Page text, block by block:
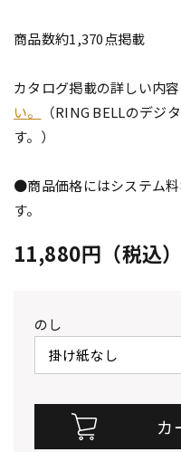
商品数約1,370点掲載
カタログ掲載の詳しい内容
い。
（RING BELLのデジ
す。）
●商品価格にはシステム
す。
11,880円（税込）
のし